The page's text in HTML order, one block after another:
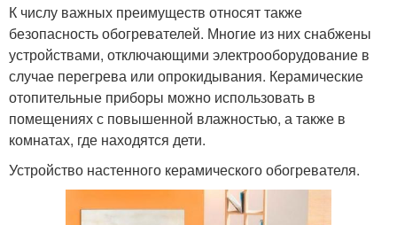
К числу важных преимуществ относят также
безопасность обогревателей. Многие из них снабжены
устройствами, отключающими электрооборудование в
случае перегрева или опрокидывания. Керамические
отопительные приборы можно использовать в
помещениях с повышенной влажностью, а также в
комнатах, где находятся дети.
Устройство настенного керамического обогревателя.